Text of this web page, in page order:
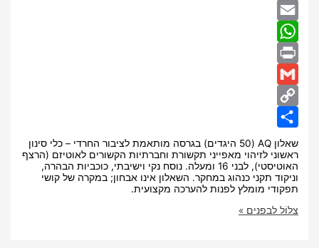
שאלון AQ (50 היגדים) בגרסה מותאמת לציבור החרדי – כלי סינון
לזיהוי מאפייני תקשורת וחברתיות הקשורים לאוטיזם (הרצף
האוטיסטי), לבני 16 ומעלה. נוסח נקי וישיבתי, כוכביות הבהרה,
תקני כנהוג במחקר. השאלון אינו אבחון; במקרה של קושי
מומלץ לפנות להערכה מקצועית.
»